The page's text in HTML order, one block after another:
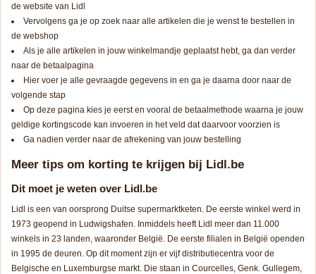
de website van Lidl
Vervolgens ga je op zoek naar alle artikelen die je wenst te bestellen in
de webshop
Als je alle artikelen in jouw winkelmandje geplaatst hebt, ga dan verder
naar de betaalpagina
Hier voer je alle gevraagde gegevens in en ga je daarna door naar de
volgende stap
Op deze pagina kies je eerst en vooral de betaalmethode waarna je jouw
geldige kortingscode kan invoeren in het veld dat daarvoor voorzien is
Ga nadien verder naar de afrekening van jouw bestelling
Meer tips om korting te krijgen bij Lidl.be
Dit moet je weten over Lidl.be
Lidl is een van oorsprong Duitse supermarktketen. De eerste winkel werd in
1973 geopend in Ludwigshafen. Inmiddels heeft Lidl meer dan 11.000
winkels in 23 landen, waaronder België. De eerste filialen in België openden
in 1995 de deuren. Op dit moment zijn er vijf distributiecentra voor de
Belgische en Luxemburgse markt. Die staan in Courcelles, Genk. Gullegem,